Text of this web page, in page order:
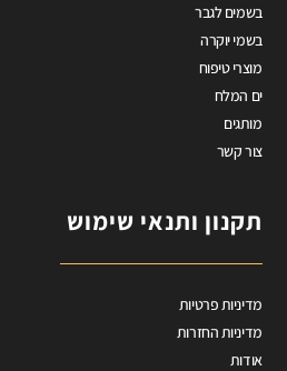
בשמים לגבר
בשמי יוקרה
מוצרי טיפוח
ים המלח
מותגים
צור קשר
תקנון ותנאי שימוש
מדיניות פרטיות
מדיניות החזרות
אודות